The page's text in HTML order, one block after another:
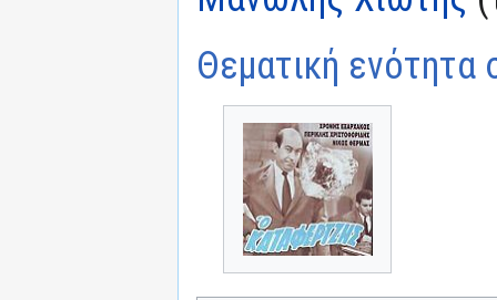
Θεματική ενότητα